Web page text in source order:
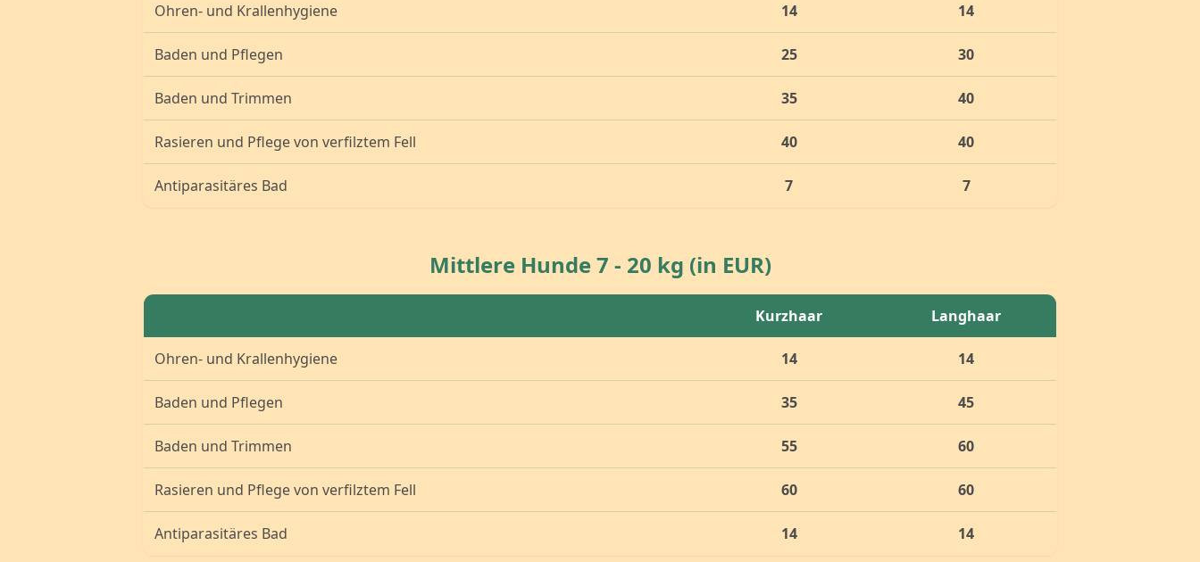
Ohren- und Krallenhygiene 14 14
Baden und Pflegen 25 30
Baden und Trimmen 35 40
Rasieren und Pflege von verfilztem Fell 40 40
Antiparasitäres Bad 7 7
Mittlere Hunde 7 - 20 kg (in EUR)
Kurzhaar Langhaar
Ohren- und Krallenhygiene 14 14
Baden und Pflegen 35 45
Baden und Trimmen 55 60
Rasieren und Pflege von verfilztem Fell 60 60
Antiparasitäres Bad 14 14